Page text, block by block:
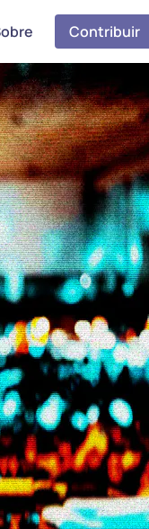
Contribuir